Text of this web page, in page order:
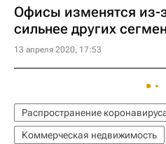
Офисы изменятся из-
сильнее других
13 апреля 2020, 17:53
Распространение
Коммерческая недвижимость